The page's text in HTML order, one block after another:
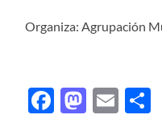
Organiza: Agrupación
Facebook